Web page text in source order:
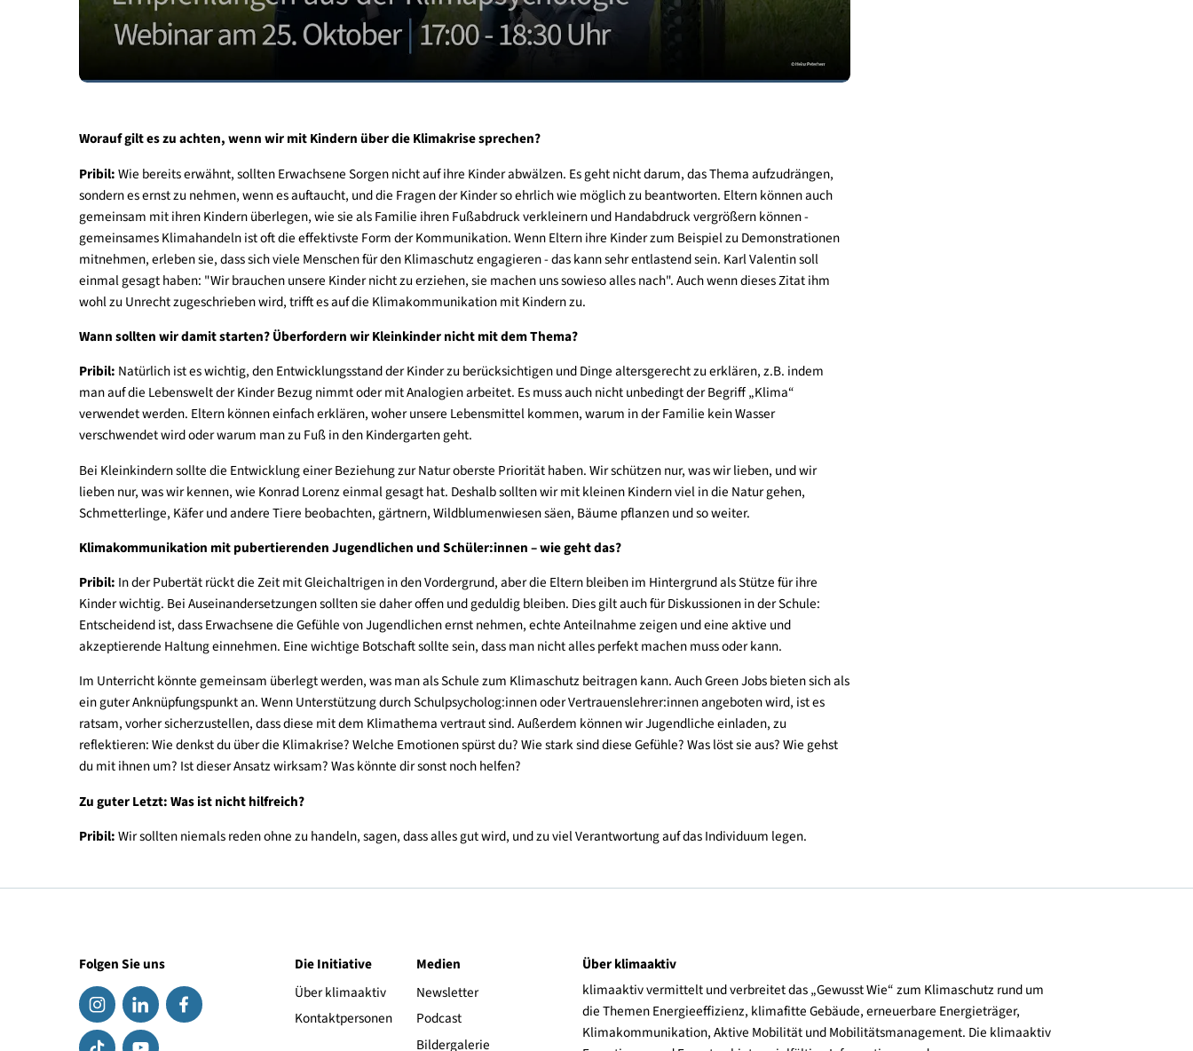
Worauf gilt es zu achten, wenn wir mit Kindern über die Klimakrise sprechen?
Pribil:Wie bereits erwähnt, sollten Erwachsene Sorgen nicht auf ihre Kinder abwälzen. Es geht nicht darum, das Thema aufzudrängen,
gemeinsam mit ihren Kindern überlegen, wie sie als Familie ihren Fußabdruck verkleinern und Handabdruck vergrößern können -
gemeinsames Klimahandeln ist oft die effektivste Form der Kommunikation. Wenn Eltern ihre Kinder zum Beispiel zu Demonstrationen
mitnehmen, erleben sie, dass sich viele Menschen für den Klimaschutz engagieren - das kann sehr entlastend sein. Karl Valentin soll
einmal gesagt haben: "Wir brauchen unsere Kinder nicht zu erziehen, sie machen uns sowieso alles nach". Auch wenn dieses Zitat ihm
wohl zu Unrecht zugeschrieben wird, trifft es auf die Klimakommunikation mit Kindern zu.
Wann sollten wir damit starten? Überfordern wir Kleinkinder nicht mit dem Thema?
Pribil:Natürlich ist es wichtig, den Entwicklungsstand der Kinder zu berücksichtigen und Dinge altersgerecht zu erklären, z.B. indem
man auf die Lebenswelt der Kinder Bezug nimmt oder mit Analogien arbeitet. Es muss auch nicht unbedingt der Begriff „Klima“
verwendet werden. Eltern können einfach erklären, woher unsere Lebensmittel kommen, warum in der Familie kein Wasser
verschwendet wird oder warum man zu Fuß in den Kindergarten geht.
Bei Kleinkindern sollte die Entwicklung einer Beziehung zur Natur oberste Priorität haben. Wir schützen nur, was wir lieben, und wir
Schmetterlinge, Käfer und andere Tiere beobachten, gärtnern, Wildblumenwiesen säen, Bäume pflanzen und so weiter.
Klimakommunikation mit pubertierenden Jugendlichen und Schüler:innen – wie geht das?
Pribil:In der Pubertät rückt die Zeit mit Gleichaltrigen in den Vordergrund, aber die Eltern bleiben im Hintergrund als Stütze für ihre
akzeptierende Haltung einnehmen. Eine wichtige Botschaft sollte sein, dass man nicht alles perfekt machen muss oder kann.
Im Unterricht könnte gemeinsam überlegt werden, was man als Schule zum Klimaschutz beitragen kann. Auch Green Jobs bieten sich als
ein guter Anknüpfungspunkt an. Wenn Unterstützung durch Schulpsycholog:innen oder Vertrauenslehrer:innen angeboten wird, ist es
ratsam, vorher sicherzustellen, dass diese mit dem Klimathema vertraut sind. Außerdem können wir Jugendliche einladen, zu